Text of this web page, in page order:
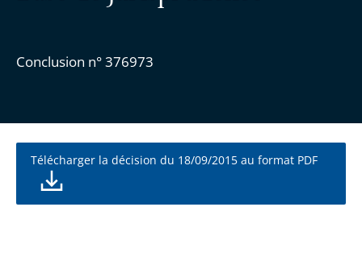
Conclusion n° 376973
Télécharger la décision du 18/09/2015 au format PDF